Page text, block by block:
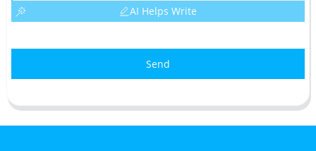
AI Helps Write
Send